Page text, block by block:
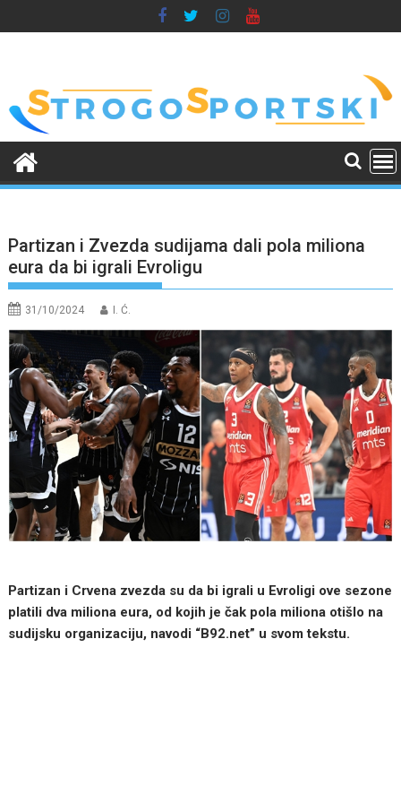
to
Partizan i Zvezda sudijama dali pola miliona
eura da bi igrali Evroligu
31/10/2024 I. Ć.
Partizan i Crvena zvezda su da bi igrali u Evroligi ove sezone
platili dva miliona eura, od kojih je čak pola miliona otišlo na
sudijsku organizaciju, navodi “B92.net” u svom tekstu.